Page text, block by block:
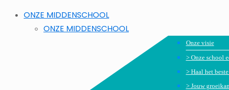
ONZE MIDDENSCHOOL
ONZE MIDDENSCHOOL
Onze visie
> Onze school
> Haal het
> Jouw